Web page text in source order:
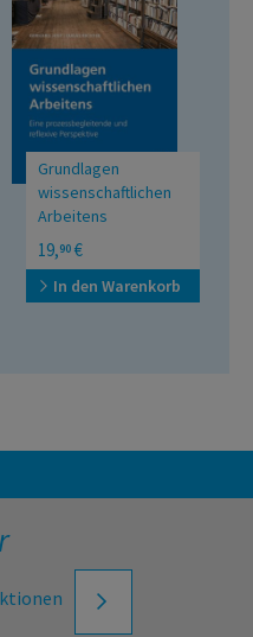
Grundlagen
wissenschaftlichen
Arbeitens
Eine prozessbegleitende
und reflexive Perspektive
19,90 €
In den Warenkorb